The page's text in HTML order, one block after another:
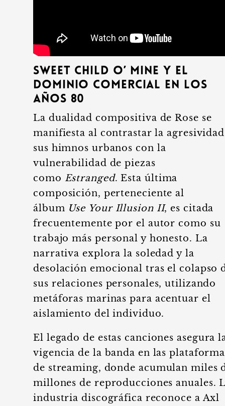
Sweet Child O’ Mine y el
dominio comercial en los
años 80
La dualidad compositiva de Rose se
manifiesta al contrastar la
sus himnos urbanos con la
vulnerabilidad de piezas
como Estranged. Esta última
composición, perteneciente al
álbum Use Your Illusion II, es citada
frecuentemente por el autor como su
trabajo más personal y honesto. La
narrativa explora la soledad y la
desolación emocional tras el colapso
sus relaciones personales, utilizando
metáforas marinas para acentuar el
aislamiento del individuo.
El legado de estas canciones asegura
vigencia de la banda en las
de streaming, donde acumulan miles
millones de reproducciones anuales.
industria discográfica reconoce a Axl